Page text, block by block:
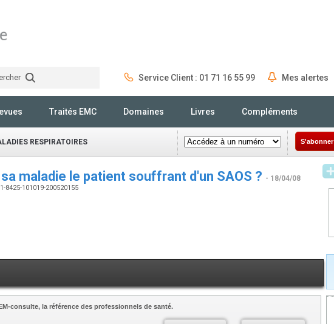
Service Client : 01 71 16 55 99 Mes alertes
Traités EMC Domaines Livres Compléments
RESPIRATOIRES S'abonner
maladie le patient souffrant d'un SAOS ? - 18/04/08
8425-101019-200520155
consulte, la référence des professionnels de santé.